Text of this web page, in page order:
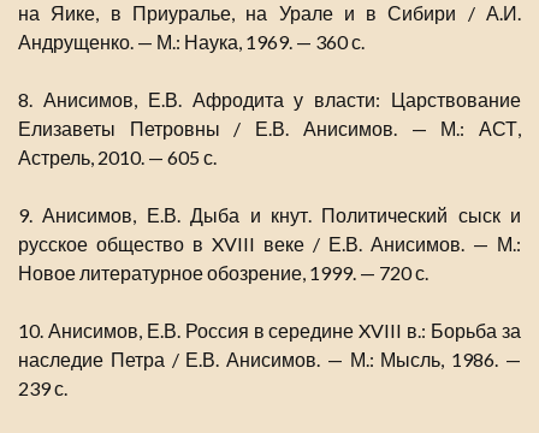
на Яике, в Приуралье, на Урале и в Сибири / А.И.
Андрущенко. — М.: Наука, 1969. — 360 с.
8. Анисимов, Е.В. Афродита у власти: Царствование
Елизаветы Петровны / Е.В. Анисимов. — М.: АСТ,
Астрель, 2010. — 605 с.
9. Анисимов, Е.В. Дыба и кнут. Политический сыск и
русское общество в XVIII веке / Е.В. Анисимов. — М.:
Новое литературное обозрение, 1999. — 720 с.
10. Анисимов, Е.В. Россия в середине XVIII в.: Борьба за
наследие Петра / Е.В. Анисимов. — М.: Мысль, 1986. —
239 с.